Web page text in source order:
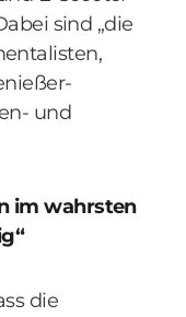
sind „die
und
im wahrsten
die